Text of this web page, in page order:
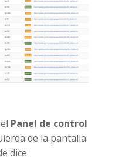
Panel de control
de la pantalla
dice